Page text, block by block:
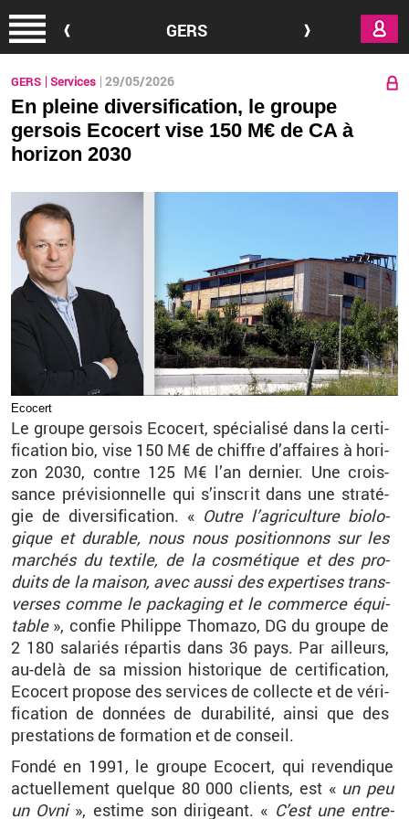
GERS
GERS Services 29/05/2026
En pleine diversification, le groupe
gersois Ecocert vise 150 M€ de CA à
horizon 2030
Eco­cert
Le groupe ger­sois Eco­cert, spé­cia­lisé dans la cer­ti­
fi­ca­tion bio, vise 150 M€ de chiffre d’af­faires à ho­ri­
zon 2030, contre 125 M€ l’an der­nier. Une crois­
sance pré­vi­sion­nelle qui s’ins­crit dans une stra­té­
gie de di­ver­si­fi­ca­tion. « Outre l’agri­cul­ture bio­lo­
gique et du­rable, nous nous po­si­tion­nons sur les
mar­chés du tex­tile, de la cos­mé­tique et des pro­
duits de la mai­son, avec aussi des ex­per­tises trans­
verses comme le pa­cka­ging et le com­merce équi­
table », confie Phi­lippe Tho­mazo, DG du groupe de
2 180 sa­la­riés ré­par­tis dans 36 pays. Par ailleurs,
au-delà de sa mis­sion his­to­rique de cer­ti­fi­ca­tion,
Eco­cert pro­pose des ser­vices de col­lecte et de vé­ri­
fi­ca­tion de don­nées de du­ra­bi­lité, ainsi que des
pres­ta­tions de for­ma­tion et de conseil.
Fondé en 1991, le groupe Eco­cert, qui re­ven­dique
ac­tuel­le­ment quelque 80 000 clients, est « un peu
un Ovni », es­time son di­ri­geant. « C’est une en­tre­